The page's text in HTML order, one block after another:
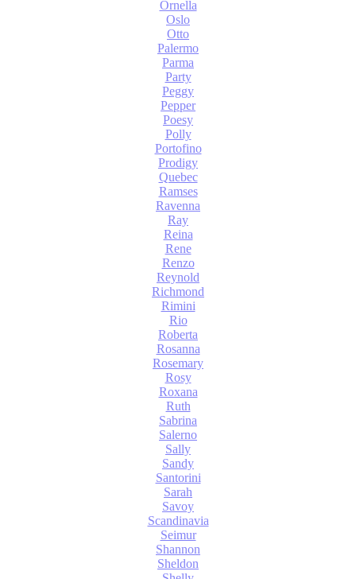
Ornella
Oslo
Otto
Palermo
Parma
Party
Peggy
Pepper
Poesy
Polly
Portofino
Prodigy
Quebec
Ramses
Ravenna
Ray
Reina
Rene
Renzo
Reynold
Richmond
Rimini
Rio
Roberta
Rosanna
Rosemary
Rosy
Roxana
Ruth
Sabrina
Salerno
Sally
Sandy
Santorini
Sarah
Savoy
Scandinavia
Seimur
Shannon
Sheldon